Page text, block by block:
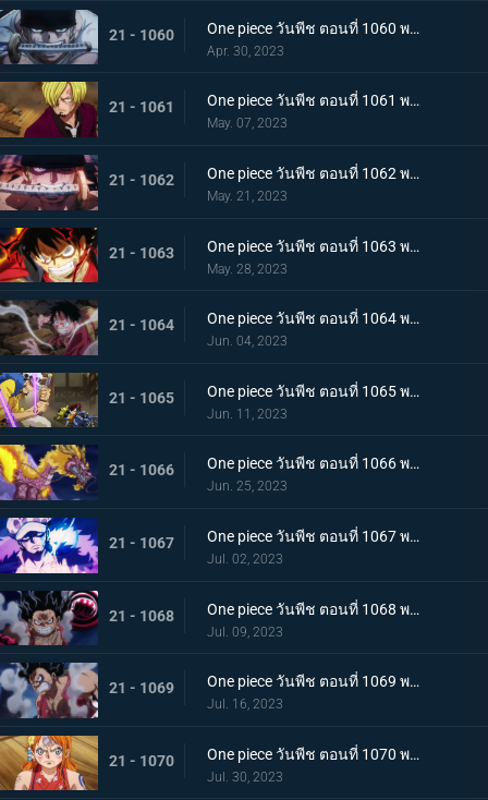
21 - 1060 One piece วันพีช ตอนที่ 1060 พากย์ไทย ความลับของเอ็นมะ ดาบปีศาจที่ฝากไว้กับโซโล
Apr. 30, 2023
21 - 1061 One piece วันพีช ตอนที่ 1061 พากย์ไทย หนึ่งการโจมตีของเทพอสูร ซันจิ ปะทะ ควีน
May. 07, 2023
21 - 1062 One piece วันพีช ตอนที่ 1062 พากย์ไทย วิชาสามดาบแห่งราชัน โซโล ปะทะ คิง
May. 21, 2023
21 - 1063 One piece วันพีช ตอนที่ 1063 พากย์ไทย ลูฟี่กระฉับกระเฉง จุดหักเหของยุคสมัยใหม่
May. 28, 2023
21 - 1064 One piece วันพีช ตอนที่ 1064 พากย์ไทย มังกรเมาแปดทิศ มังกรไร้ระเบียบที่เข้าประชิดลูฟี่
Jun. 04, 2023
21 - 1065 One piece วันพีช ตอนที่ 1065 พากย์ไทย พันธมิตรล่มสลาย ความมุ่งมั่นของยุคสมัยใหม่จงลุกโชน
Jun. 11, 2023
21 - 1066 One piece วันพีช ตอนที่ 1066 พากย์ไทย ตัวเอกมาแล้ว สุดยอดท่าจากคลื่นและแม่เหล็ก
Jun. 25, 2023
21 - 1067 One piece วันพีช ตอนที่ 1067 พากย์ไทย สู่ยุคสมัยใหม่ บทสรุปความมุ่งมั่นของพวกเด็กเหลือขอ
Jul. 02, 2023
21 - 1068 One piece วันพีช ตอนที่ 1068 พากย์ไทย เจ้าหญิงจันทราดังก้อง ฉากสุดท้ายของแคว้นวาโนะ
Jul. 09, 2023
21 - 1069 One piece วันพีช ตอนที่ 1069 พากย์ไทย ผู้ชนะมีเพียงหนึ่ง ลูฟี่ ปะทะ ไคโด
Jul. 16, 2023
21 - 1070 One piece วันพีช ตอนที่ 1070 พากย์ไทย ลูฟี่พ่ายแพ้ การเตรียมใจของผู้ที่เหลืออยู่
Jul. 30, 2023